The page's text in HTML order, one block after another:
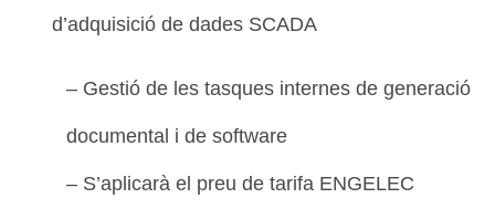
d’adquisició de dades SCADA
– Gestió de les tasques internes de generació
documental i de software
– S’aplicarà el preu de tarifa ENGELEC